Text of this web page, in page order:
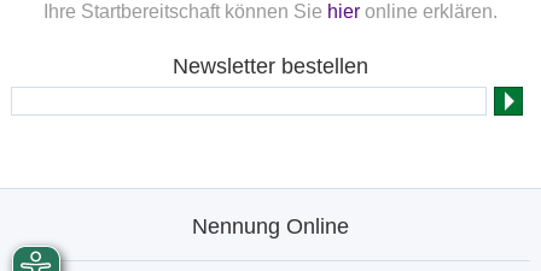
Ihre Startbereitschaft können Sie hier online erklären.
Newsletter bestellen
Nennung Online